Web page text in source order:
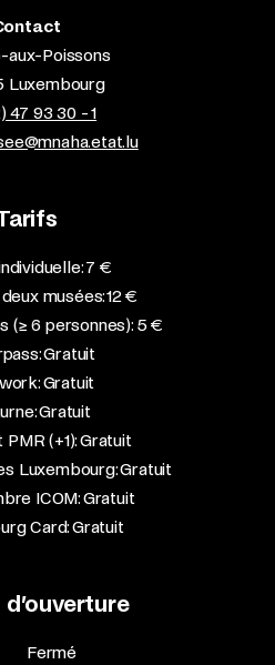
aux-Poissons
Luxembourg
47 93 30 - 1
7 €
musées: 12 €
(≥ 6 personnes): 5 €
Gratuit
Gratuit
Gratuit
PMR (+1): Gratuit
Luxembourg: Gratuit
ICOM: Gratuit
Card: Gratuit
d’ouverture
Fermé